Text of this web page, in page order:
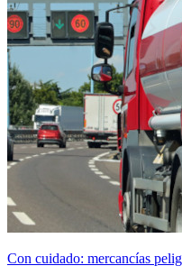
Con cuidado: mercancías